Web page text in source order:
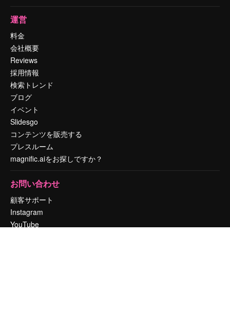
運営
料金
会社概要
Reviews
採用情報
検索トレンド
ブログ
イベント
Slidesgo
コンテンツを販売する
プレスルーム
magnific.aiをお探しですか？
お問い合わせ
顧客サポート
Instagram
YouTube